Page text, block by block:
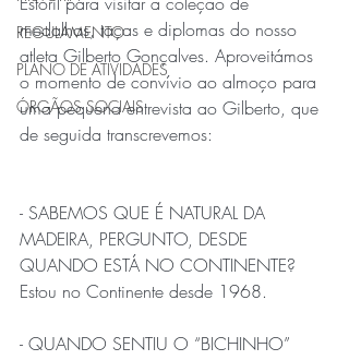
REGULAMENTO
PLANO DE ATIVIDADES
ÓRGÃOS SOCIAIS
medalhas, taças e diplomas do nosso
atleta Gilberto Gonçalves. Aproveitámos
o momento de convívio ao almoço para
uma pequena entrevista ao Gilberto, que
de seguida transcrevemos:
- SABEMOS QUE É NATURAL DA
MADEIRA, PERGUNTO, DESDE
QUANDO ESTÁ NO CONTINENTE?
Estou no Continente desde 1968.
- QUANDO SENTIU O “BICHINHO”